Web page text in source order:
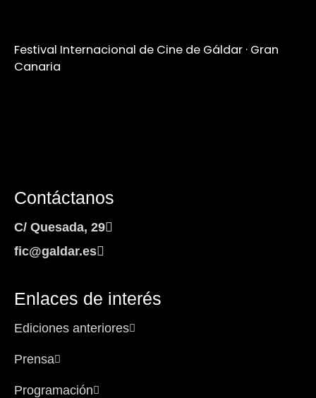
Festival Internacional de Cine de Gáldar · Gran
Canaria
Contáctanos
C/ Quesada, 29
fic@galdar.es
Enlaces de interés
Ediciones anteriores
Prensa
Programación